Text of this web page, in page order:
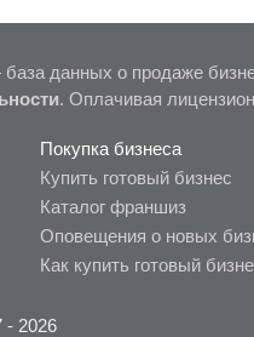
данных о продаже
. Оплачивая
Покупка бизнеса
Купить готовый бизнес
Каталог франшиз
Оповещения о новых
Как купить готовый
- 2026